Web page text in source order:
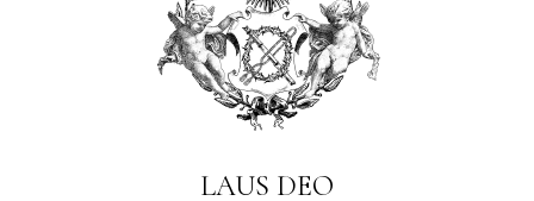
LAUS DEO